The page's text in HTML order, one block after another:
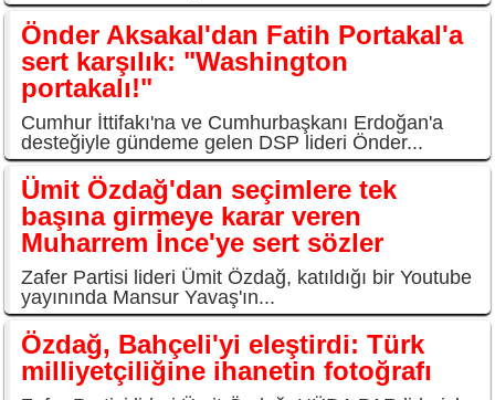
Önder Aksakal'dan Fatih Portakal'a
sert karşılık: "Washington
portakalı!"
Cumhur İttifakı'na ve Cumhurbaşkanı Erdoğan'a
desteğiyle gündeme gelen DSP lideri Önder...
Ümit Özdağ'dan seçimlere tek
başına girmeye karar veren
Muharrem İnce'ye sert sözler
Zafer Partisi lideri Ümit Özdağ, katıldığı bir Youtube
yayınında Mansur Yavaş'ın...
Özdağ, Bahçeli'yi eleştirdi: Türk
milliyetçiliğine ihanetin fotoğrafı